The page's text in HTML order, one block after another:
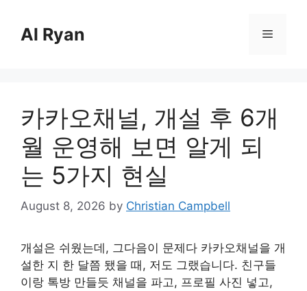
contentAl Ryan Menu
카카오채널, 개설 후 6개
월 운영해 보면 알게 되
는 5가지 현실
August 8, 2026 by Christian Campbell
개설은 쉬웠는데, 그다음이 문제다 카카오채널을 개
설한 지 한 달쯤 됐을 때, 저도 그랬습니다. 친구들
이랑 톡방 만들듯 채널을 파고, 프로필 사진 넣고,